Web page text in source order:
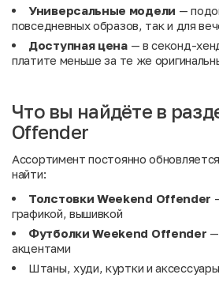
Универсальные модели —
повседневных образов, так и для
Доступная цена— в секонд-
платите меньше за те же
Что вы найдёте в
Offender
Ассортимент постоянно
найти:
Толстовки Weekend Offender
графикой, вышивкой
Футболки Weekend Offender
акцентами
Штаны, худи, куртки и аксессуары